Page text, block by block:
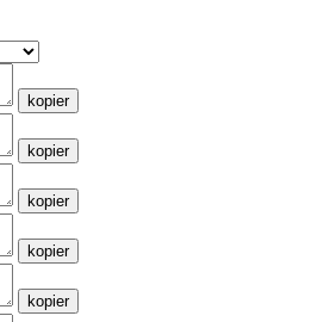
kopier
kopier
kopier
kopier
kopier